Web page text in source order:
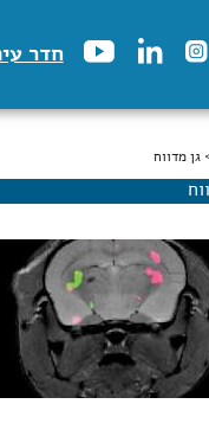
חדר
כאן
גן מדווח